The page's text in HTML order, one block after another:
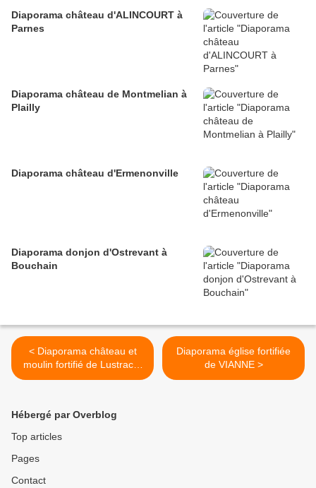
Diaporama château d'ALINCOURT à
Parnes
Diaporama château de Montmelian à
Plailly
Diaporama château d'Ermenonville
Diaporama donjon d'Ostrevant à
Bouchain
< Diaporama château et
moulin fortifié de Lustrac à
Trentels
Diaporama église fortifiée
de VIANNE >
Hébergé par Overblog
Top articles
Pages
Contact